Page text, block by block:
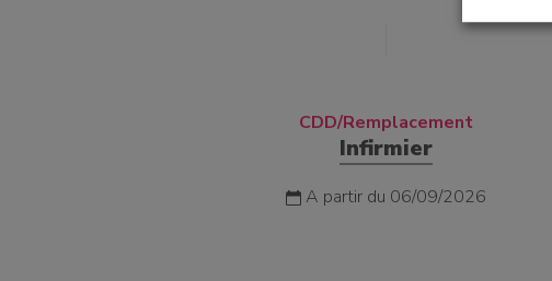
CDD/Remplacement
Infirmier
A partir du 06/09/2026